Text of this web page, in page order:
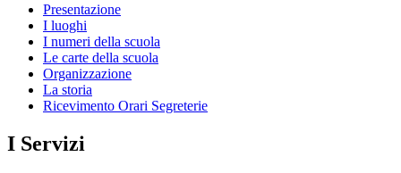
Presentazione
I luoghi
I numeri della scuola
Le carte della scuola
Organizzazione
La storia
Ricevimento Orari Segreterie
I Servizi